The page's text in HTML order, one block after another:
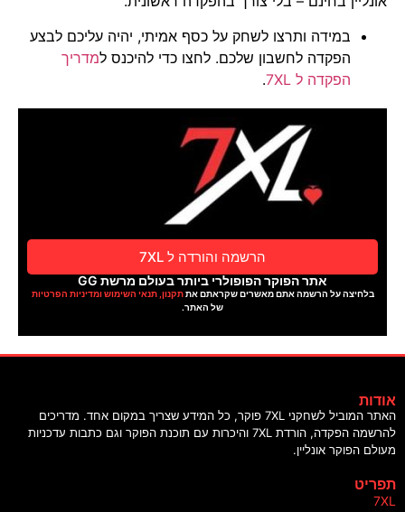
במידה ותרצו לשחק על כסף אמיתי, יהיה עליכם לבצע
הפקדה לחשבון שלכם. לחצו כדי להיכנס למדריך
הפקדה ל 7XL
.
הרשמה והורדה ל 7XL
אתר הפוקר הפופולרי ביותר בעולם מרשת GG
בלחיצה על הרשמה אתם מאשרים שקראתם אתתקנון, תנאי השימוש ומדיניות הפרטיות
של האתר.
אודות
האתר המוביל לשחקני 7XL פוקר, כל המידע שצריך במקום אחד. מדריכים
להרשמה הפקדה, הורדת 7XL והיכרות עם תוכנת הפוקר וגם כתבות עדכניות
מעולם הפוקר אונליין.
תפריט
7XL